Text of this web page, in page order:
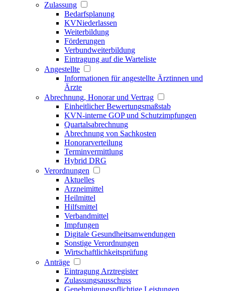
Zulassung
Bedarfsplanung
KVNiederlassen
Weiterbildung
Förderungen
Verbundweiterbildung
Eintragung auf die Warteliste
Angestellte
Informationen für angestellte Ärztinnen und
Ärzte
Abrechnung, Honorar und Vertrag
Einheitlicher Bewertungsmaßstab
KVN-interne GOP und Schutzimpfungen
Quartalsabrechnung
Abrechnung von Sachkosten
Honorarverteilung
Terminvermittlung
Hybrid DRG
Verordnungen
Aktuelles
Arzneimittel
Heilmittel
Hilfsmittel
Verbandmittel
Impfungen
Digitale Gesundheitsanwendungen
Sonstige Verordnungen
Wirtschaftlichkeitsprüfung
Anträge
Eintragung Arztregister
Zulassungsausschuss
Genehmigungspflichtige Leistungen